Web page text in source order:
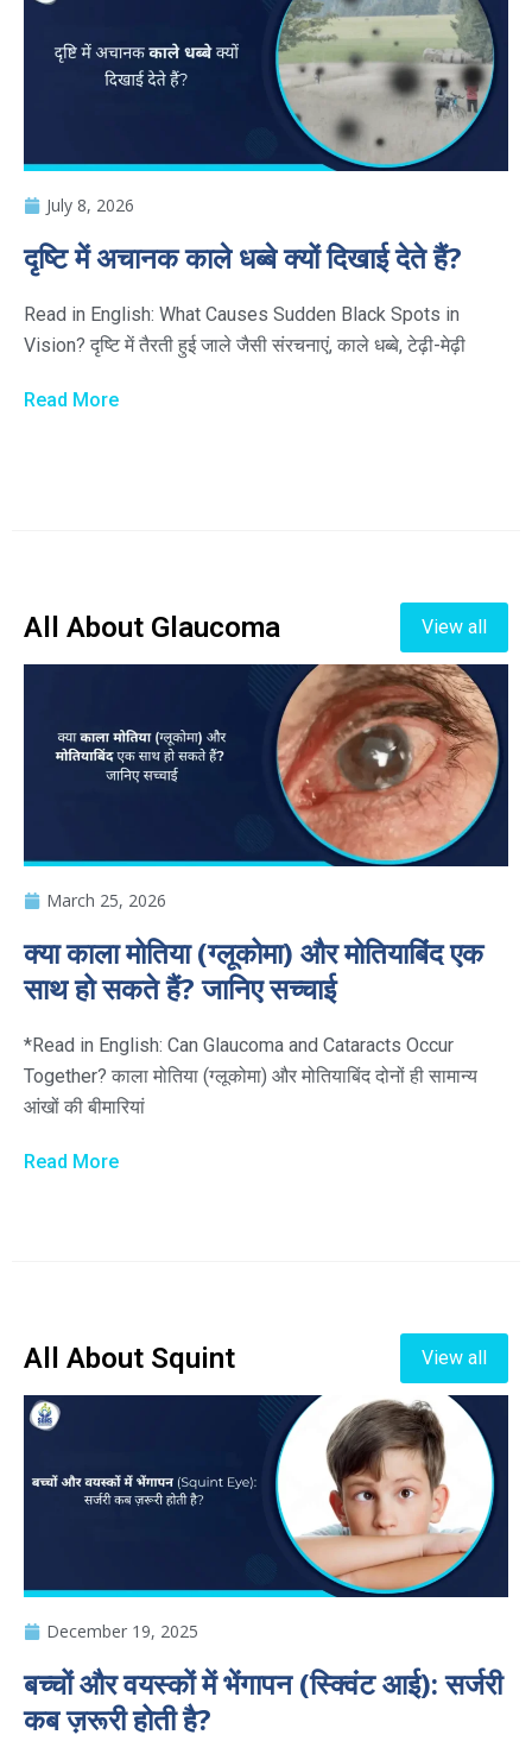
July 8, 2026
दृष्टि में अचानक काले धब्बे क्यों दिखाई देते हैं?
Read in English: What Causes Sudden Black Spots in
Vision? दृष्टि में तैरती हुई जाले जैसी संरचनाएं, काले धब्बे, टेढ़ी-मेढ़ी
Read More
All About Glaucoma View all
March 25, 2026
क्या काला मोतिया (ग्लूकोमा) और मोतियाबिंद एक
साथ हो सकते हैं? जानिए सच्चाई
*Read in English: Can Glaucoma and Cataracts Occur
Together? काला मोतिया (ग्लूकोमा) और मोतियाबिंद दोनों ही सामान्य
आंखों की बीमारियां
Read More
All About Squint View all
December 19, 2025
बच्चों और वयस्कों में भेंगापन (स्क्विंट आई): सर्जरी
कब ज़रूरी होती है?